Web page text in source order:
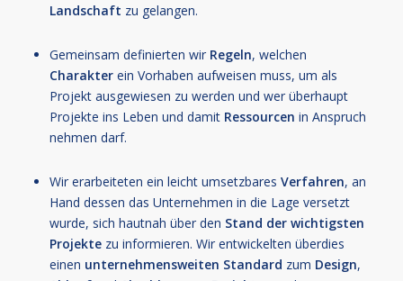
Landschaft zu gelangen.
Gemeinsam definierten wir Regeln, welchen
Charakterein Vorhaben aufweisen muss, um als
Projekt ausgewiesen zu werden und wer überhaupt
Projekte ins Leben und damit Ressourcen in Anspruch
nehmen darf.
Wir erarbeiteten ein leicht umsetzbares Verfahren, an
Hand dessen das Unternehmen in die Lage versetzt
wurde, sich hautnah über den Stand der wichtigsten
Projektezu informieren. Wir entwickelten überdies
einen unternehmensweiten Standard zum Design,